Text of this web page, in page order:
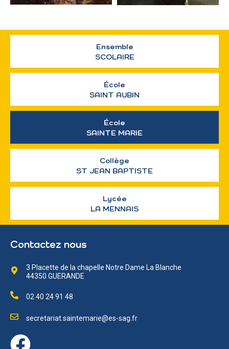
Ensemble
SCOLAIRE
École
SAINT AUBIN
École
SAINTE MARIE
Collège
ST JEAN BAPTISTE
Lycée
LA MENNAIS
Contactez nous
3 Placette de la chapelle Notre Dame La Blanche
44350 GUERANDE
02 40 24 91 48
secretariat.saintemarie@es-sag.fr